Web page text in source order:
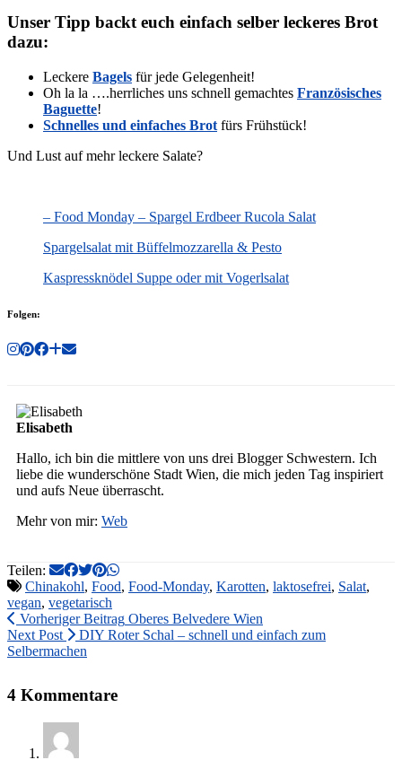
Unser Tipp backt euch einfach selber leckeres Brot
dazu:
Leckere Bagels für jede Gelegenheit!
Oh la la ….herrliches uns schnell gemachtes Französisches
Baguette!
Schnelles und einfaches Brot fürs Frühstück!
Und Lust auf mehr leckere Salate?
– Food Monday – Spargel Erdbeer Rucola Salat
Spargelsalat mit Büffelmozzarella & Pesto
Kaspressknödel Suppe oder mit Vogerlsalat
Folgen:
Elisabeth
Hallo, ich bin die mittlere von uns drei Blogger Schwestern. Ich
liebe die wunderschöne Stadt Wien, die mich jeden Tag inspiriert
und aufs Neue überrascht.
Mehr von mir: Web
Teilen:
Chinakohl, Food, Food-Monday, Karotten, laktosefrei, Salat,
vegan, vegetarisch
Vorheriger Beitrag Oberes Belvedere Wien
Next Post
DIY Roter Schal – schnell und einfach zum
Selbermachen
4 Kommentare